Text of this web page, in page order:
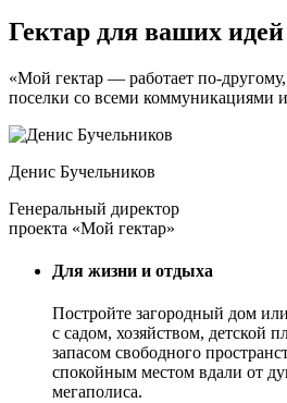
Гектар для ваших идей
«Мой гектар — работает по-
поселки со всеми коммуникациями
Денис Бучельников
Генеральный директор
проекта «Мой гектар»
Для жизни и отдыха
Постройте загородный дом
с садом, хозяйством, детской
запасом свободного
спокойным местом вдали от
мегаполиса.